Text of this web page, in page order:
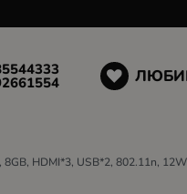
HDMI*3, USB*2, 802.11n,